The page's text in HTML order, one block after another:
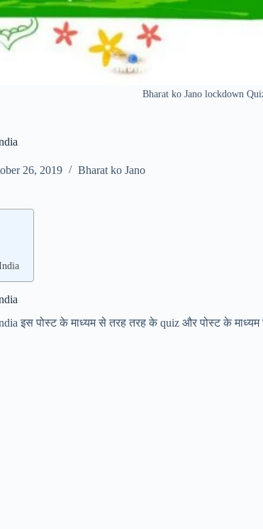
Bharat ko Jano lockdown
26, 2019 Bharat ko Jano
इस पोस्ट के माध्यम से तरह तरह के quiz और पोस्ट के